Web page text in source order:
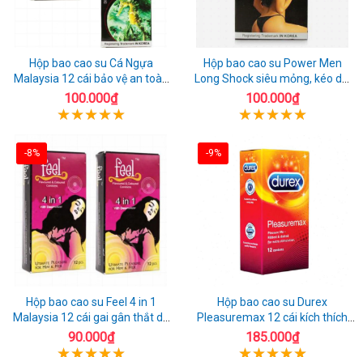
Hộp bao cao su Cá Ngựa
Malaysia 12 cái bảo vệ an toàn
tuyệt đối
100.000₫
Hộp bao cao su Power Men
Long Shock siêu mỏng, kéo dài
quan hệ thoải mái
100.000₫
-8%
Hộp bao cao su Feel 4 in 1
Malaysia 12 cái gai gân thắt dễ
sử dụng
90.000₫
-9%
Hộp bao cao su Durex
Pleasuremax 12 cái kích thích
tăng khoái cảm
185.000₫